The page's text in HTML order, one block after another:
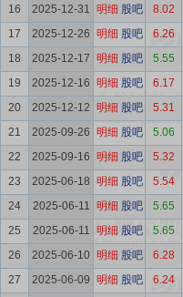
16
2025-12-31 明细 股吧 8.02
17
2025-12-26 明细 股吧 6.26
18
2025-12-17 明细 股吧 5.55
19
2025-12-16 明细 股吧 6.17
20
2025-12-12 明细 股吧 5.31
21
2025-09-26 明细 股吧 5.06
22
2025-09-16 明细 股吧 5.32
23
2025-06-18 明细 股吧 5.54
24
2025-06-11 明细 股吧 5.65
25
2025-06-11 明细 股吧 5.65
26
2025-06-10 明细 股吧 6.28
27
2025-06-09 明细 股吧 6.24